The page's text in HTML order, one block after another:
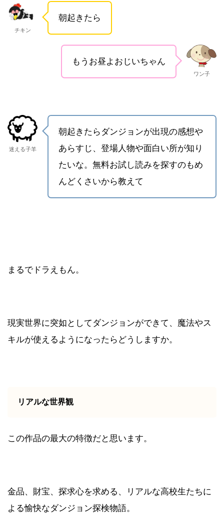
チキン
朝起きたら
もうお昼よおじいちゃん
ワン子
迷える子羊
朝起きたらダンジョンが出現の感想や
あらすじ、登場人物や面白い所が知り
たいな。無料お試し読みを探すのもめ
んどくさいから教えて
まるでドラえもん。
現実世界に突如としてダンジョンができて、魔法やス
キルが使えるようになったらどうしますか。
リアルな世界観
この作品の最大の特徴だと思います。
金品、財宝、探求心を求める、リアルな高校生たちに
よる愉快なダンジョン探検物語。